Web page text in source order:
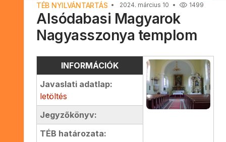
TÉB NYILVÁNTARTÁS 2024. március 10 1499
Alsódabasi Magyarok
Nagyasszonya templom
INFORMÁCIÓK
Javaslati adatlap:
letöltés
Jegyzőkönyv:
TÉB határozata: